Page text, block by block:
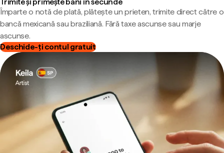
Împarte o notă de plată, plătește un prieten, trimite direct către o
bancă mexicană sau braziliană. Fără taxe ascunse sau marje
ascunse.
Deschide-ți contul gratuit